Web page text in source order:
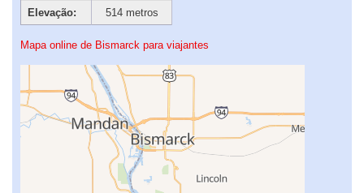
Elevação:
514 metros
Mapa online de Bismarck para viajantes